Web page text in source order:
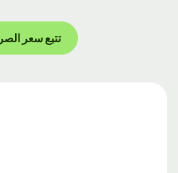
تتبع سعر الصرف